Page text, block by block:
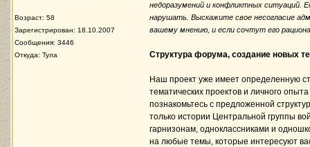
Возраст: 58
Зарегистрирован: 18.10.2007
Сообщения: 3446
Откуда: Тула
недоразумений и конфликтных ситуаций.
нарушать. Выскажите свое несогласие
вашему мнению, и если сочтут его
Структура форума, создание новых
Наш проект уже имеет определенную
тематических проектов и личного
познакомьтесь с предложенной
только истории Центральной группы
гарнизонам, одноклассниками и
на любые темы, которые интересуют